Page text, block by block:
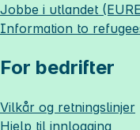
Jobbe i utlandet
Information to
For bedrifter
Vilkår og retningslinjer
Hjelp til innlogging